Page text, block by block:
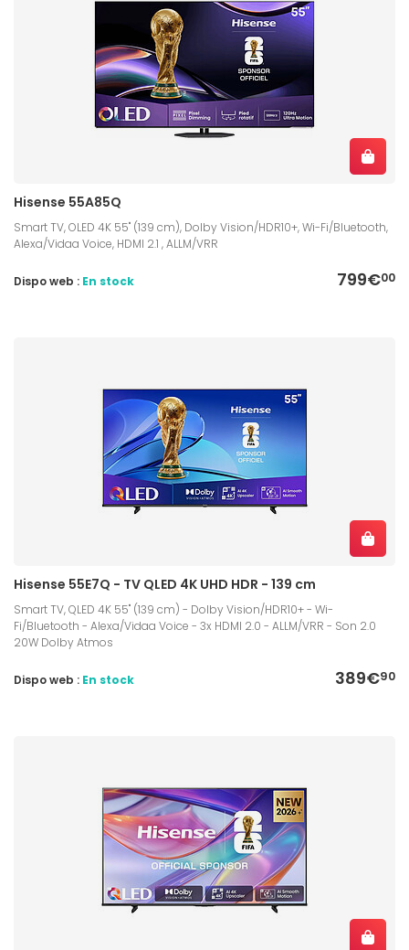
Hisense 55A85Q
Smart TV, OLED 4K 55" (139 cm), Dolby Vision/HDR10+, Wi-Fi/Bluetooth,
Alexa/Vidaa Voice, HDMI 2.1 , ALLM/VRR
799€00
Dispo web : En stock
Hisense 55E7Q - TV QLED 4K UHD HDR - 139 cm
Smart TV, QLED 4K 55" (139 cm) - Dolby Vision/HDR10+ - Wi-
Fi/Bluetooth - Alexa/Vidaa Voice - 3x HDMI 2.0 - ALLM/VRR - Son 2.0
20W Dolby Atmos
389€90
Dispo web : En stock